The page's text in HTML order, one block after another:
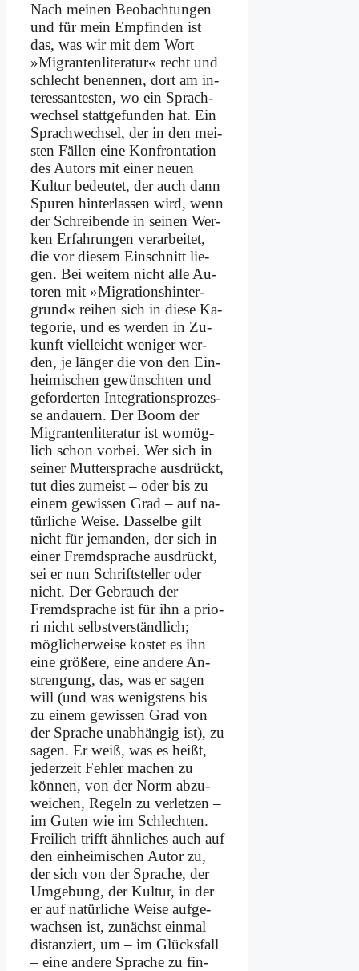
Nach mei­nen Be­ob­ach­tun­gen
und für mein Emp­fin­den ist
das, was wir mit dem Wort
»Mi­gran­ten­li­te­ra­tur« recht und
schlecht be­nen­nen, dort am in­
ter­es­san­te­sten, wo ein Sprach­
wech­sel statt­ge­fun­den hat. Ein
Sprach­wech­sel, der in den mei­
sten Fäl­len ei­ne Kon­fron­ta­ti­on
des Au­tors mit ei­ner neu­en
Kul­tur be­deu­tet, der auch dann
Spu­ren hin­ter­las­sen wird, wenn
der Schrei­ben­de in sei­nen Wer­
ken Er­fah­run­gen ver­ar­bei­tet,
die vor die­sem Ein­schnitt lie­
gen. Bei wei­tem nicht al­le Au­
toren mit »Mi­gra­ti­ons­hin­ter­
grund« rei­hen sich in die­se Ka­
te­go­rie, und es wer­den in Zu­
kunft viel­leicht we­ni­ger wer­
den, je län­ger die von den Ein­
hei­mi­schen ge­wünsch­ten und
ge­for­der­ten In­te­gra­ti­ons­pro­zes­
se an­dau­ern. Der Boom der
Mi­gran­ten­li­te­ra­tur ist wo­mög­
lich schon vor­bei. Wer sich in
sei­ner Mut­ter­spra­che aus­drückt,
tut dies zu­meist – oder bis zu
ei­nem ge­wis­sen Grad – auf na­
tür­li­che Wei­se. Das­sel­be gilt
nicht für je­man­den, der sich in
ei­ner Fremd­spra­che aus­drückt,
sei er nun Schrift­stel­ler oder
nicht. Der Ge­brauch der
Fremd­spra­che ist für ihn a prio­
ri nicht selbst­ver­ständ­lich;
mög­li­cher­wei­se ko­stet es ihn
ei­ne grö­ße­re, ei­ne an­de­re An­
stren­gung, das, was er sa­gen
will (und was we­nig­stens bis
zu ei­nem ge­wis­sen Grad von
der Spra­che un­ab­hän­gig ist), zu
sa­gen. Er weiß, was es heißt,
je­der­zeit Feh­ler ma­chen zu
kön­nen, von der Norm ab­zu­
wei­chen, Re­geln zu ver­let­zen –
im Gu­ten wie im Schlech­ten.
Frei­lich trifft ähn­li­ches auch auf
den ein­hei­mi­schen Au­tor zu,
der sich von der Spra­che, der
Um­ge­bung, der Kul­tur, in der
er auf na­tür­li­che Wei­se auf­ge­
wach­sen ist, zu­nächst ein­mal
di­stan­ziert, um – im Glücks­fall
– ei­ne an­de­re Spra­che zu fin­